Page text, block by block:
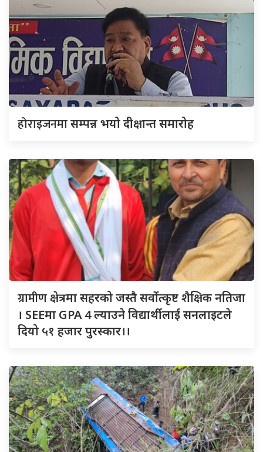
होराइजनमासम्पन्न भयो दीक्षान्त समारोह
ग्रामीण क्षेत्रमा सहरको जस्तै सर्वोत्कृष्ट शैक्षिक नतिजा
। SEEमा GPA 4 ल्याउने विद्यार्थीलाई सनलाइटले
दियो ५१ हजार पुरस्कार।।